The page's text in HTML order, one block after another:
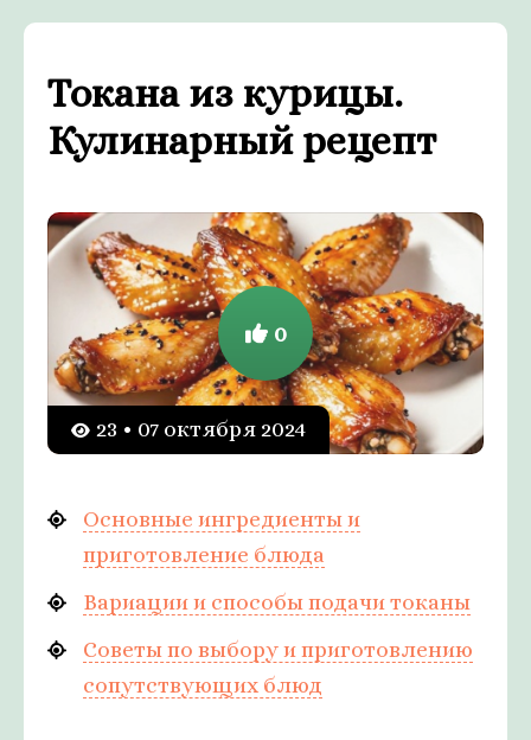
Токана из курицы.
Кулинарный рецепт
23 • 07 октября 2024
0
Основные ингредиенты и
приготовление блюда
Вариации и способы подачи токаны
Советы по выбору и приготовлению
сопутствующих блюд